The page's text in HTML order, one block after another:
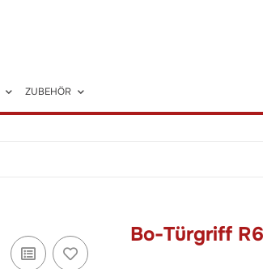
ZUBEHÖR
Bo-Türgriff